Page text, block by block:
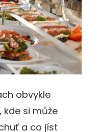
obvykle
si může
a co jíst